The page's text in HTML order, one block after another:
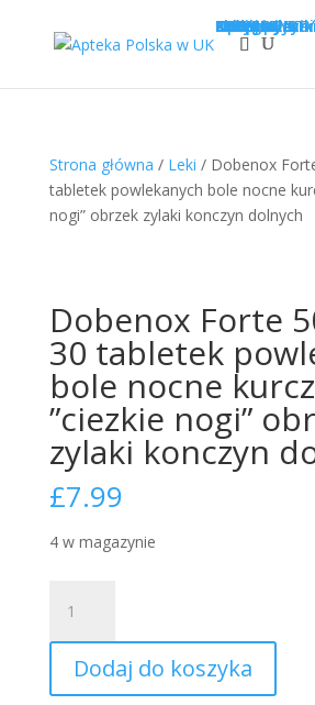
Sklep
Opcje
Kategorie
LEKI
SUPLEMENTY
KOSMETYKI
PROMOCJE
Krótka data
Zadaj
Nowości!
0 £0.00
Strona główna / Leki / Dobenox
tabletek powlekanych bole nocne
nogi” obrzek zylaki konczyn dolnych
Dobenox Forte
30 tabletek
bole nocne
”ciezkie nogi”
zylaki konczyn
£7.99
4 w magazynie
Dobenox
Forte
mg,
Dodaj do koszyka